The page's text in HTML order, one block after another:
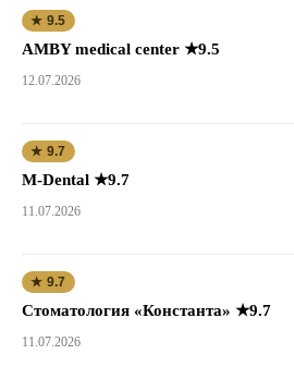
★ 9.5
AMBY medical center ★9.5
12.07.2026
★ 9.7
M-Dental ★9.7
11.07.2026
★ 9.7
Стоматология «Константа» ★9.7
11.07.2026